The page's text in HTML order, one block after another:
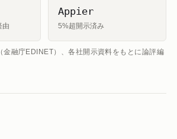
由
Appier
5%超開示済み
金融庁EDINET）、各社開示資料をもとに論評編